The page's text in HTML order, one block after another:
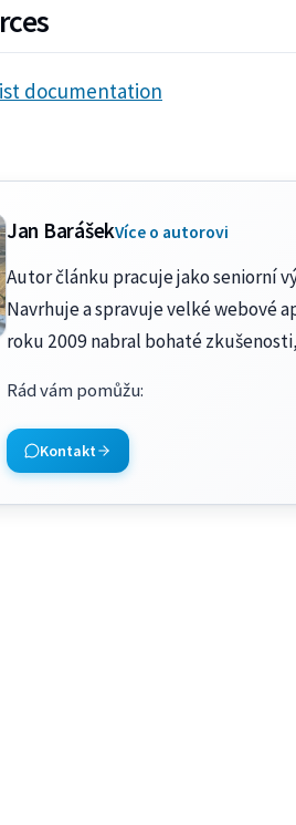
documentation
Jan BarášekVíce o autorovi
Autor článku pracuje jako seniorní
Navrhuje a spravuje velké webové
roku 2009 nabral bohaté
Rád vám pomůžu:
Kontakt